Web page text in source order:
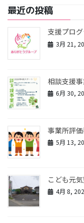
最近の投稿
支援プログ
3月 21,
相談支援
6月 30,
事業所評価
5月 13,
こども元
4月 8,